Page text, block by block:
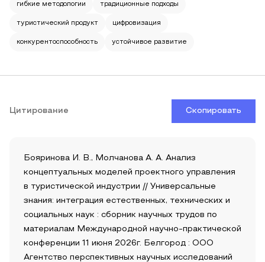
гибкие методологии традиционные подходы
туристический продукт цифровизация
конкурентоспособность устойчивое развитие
Цитирование Скопировать
Бояринова И. В., Молчанова А. А. Анализ
концептуальных моделей проектного управления
в туристической индустрии // Универсальные
знания: интеграция естественных, технических и
социальных наук : сборник научных трудов по
материалам Международной научно-практической
конференции 11 июня 2026г. Белгород : ООО
Агентство перспективных научных исследований